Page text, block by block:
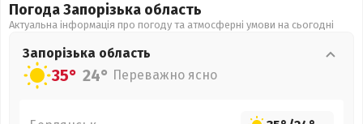
Погода Запорізька область
Актуальна інформація про погоду та атмосферні умови на сьогодні
Запорізька область
35° 24° Переважно ясно